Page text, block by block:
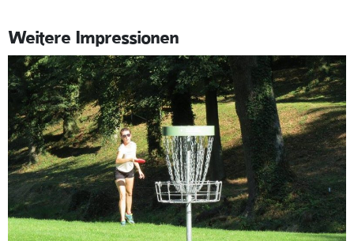
Weitere Impressionen